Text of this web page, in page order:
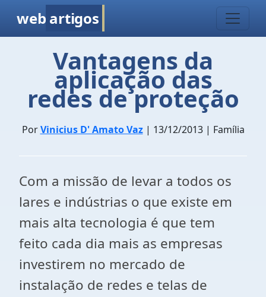
web artigos
Vantagens da
aplicação das
redes de proteção
PorVinicius D' Amato Vaz| 13/12/2013 | Família
Com a missão de levar a todos os
lares e indústrias o que existe em
mais alta tecnologia é que tem
feito cada dia mais as empresas
investirem no mercado de
instalação de redes e telas de